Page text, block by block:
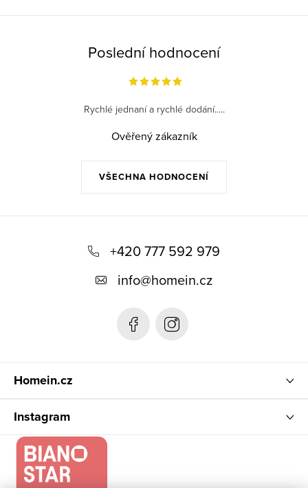
Poslední hodnocení
VŠECHNA HODNOCENÍ
Rychlé jednaní a rychlé dodání.....
Ověřený zákazník
+420 777 592 979
info@homein.cz
Homein.cz
Instagram